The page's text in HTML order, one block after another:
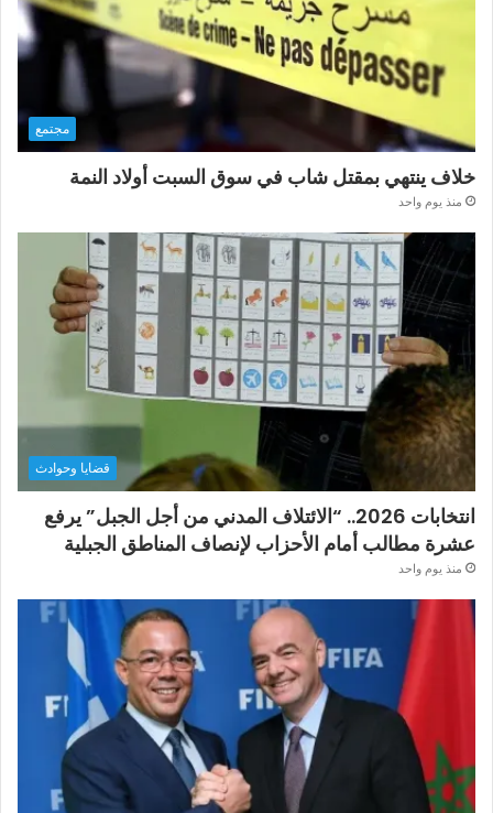
مجتمع
خلاف ينتهي بمقتل شاب في سوق السبت أولاد النمة
منذ يوم واحد
قضايا وحوادث
انتخابات 2026.. “الائتلاف المدني من أجل الجبل” يرفع
عشرة مطالب أمام الأحزاب لإنصاف المناطق الجبلية
منذ يوم واحد